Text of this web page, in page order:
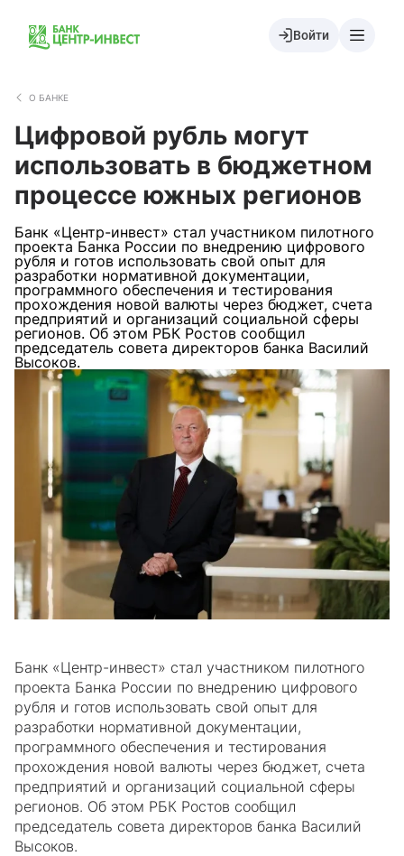
Войти
О БАНКЕ
Цифровой рубль могут
использовать в бюджетном
процессе южных регионов
Банк «Центр-инвест» стал участником пилотного
проекта Банка России по внедрению цифрового
рубля и готов использовать свой опыт для
разработки нормативной документации,
программного обеспечения и тестирования
прохождения новой валюты через бюджет, счета
предприятий и организаций социальной сферы
регионов. Об этом РБК Ростов сообщил
председатель совета директоров банка Василий
Высоков.
Банк «Центр-инвест» стал участником пилотного
проекта Банка России по внедрению цифрового
рубля и готов использовать свой опыт для
разработки нормативной документации,
программного обеспечения и тестирования
прохождения новой валюты через бюджет, счета
предприятий и организаций социальной сферы
регионов. Об этом РБК Ростов сообщил
председатель совета директоров банка Василий
Высоков.